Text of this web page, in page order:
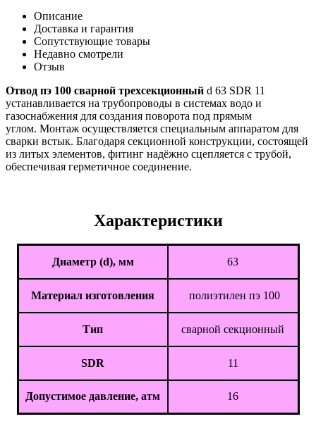
Описание
Доставка и гарантия
Сопутствующие товары
Недавно смотрели
Отзыв
Отвод пэ 100 сварной трехсекционный d 63 SDR 11
устанавливается на трубопроводы в системах водо и
газоснабжения для создания поворота под прямым
углом. Монтаж осуществляется специальным аппаратом для
сварки встык. Благодаря секционной конструкции, состоящей
из литых элементов, фитинг надёжно сцепляется с трубой,
обеспечивая герметичное соединение.
Характеристики
Диаметр (d), мм 63
Материал изготовления полиэтилен пэ 100
Тип сварной секционный
SDR 11
Допустимое давление, атм 16